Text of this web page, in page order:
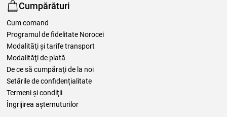
Cumpărături
Cum comand
Programul de fidelitate Norocei
Modalităţi şi tarife transport
Modalităţi de plată
De ce să cumpăraţi de la noi
Setările de confidențialitate
Termeni şi condiţii
Îngrijirea așternuturilor